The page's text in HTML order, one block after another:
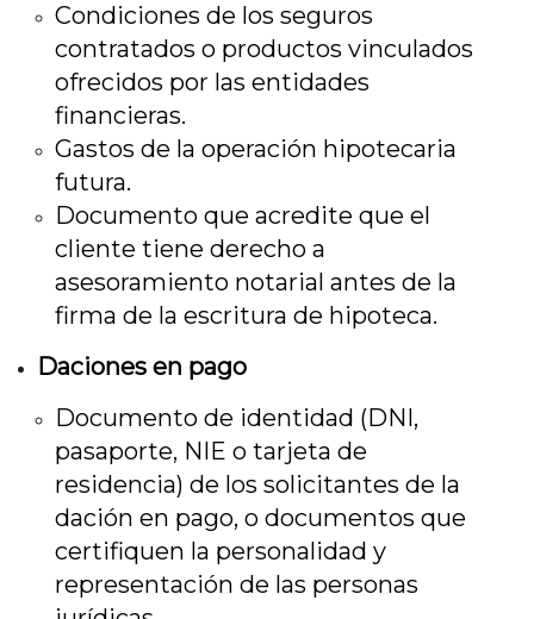
Condiciones de los seguros
contratados o productos vinculados
ofrecidos por las entidades
financieras.
Gastos de la operación hipotecaria
futura.
Documento que acredite que el
cliente tiene derecho a
asesoramiento notarial antes de la
firma de la escritura de hipoteca.
Daciones en pago
Documento de identidad (DNI,
pasaporte, NIE o tarjeta de
residencia) de los solicitantes de la
dación en pago, o documentos que
certifiquen la personalidad y
representación de las personas